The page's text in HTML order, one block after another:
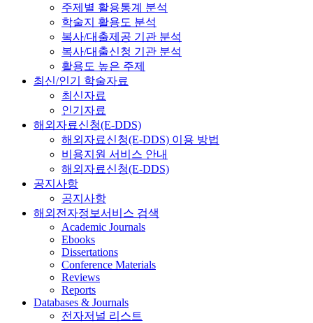
주제별 활용통계 분석
학술지 활용도 분석
복사/대출제공 기관 분석
복사/대출신청 기관 분석
활용도 높은 주제
최신/인기 학술자료
최신자료
인기자료
해외자료신청(E-DDS)
해외자료신청(E-DDS) 이용 방법
비용지원 서비스 안내
해외자료신청(E-DDS)
공지사항
공지사항
해외전자정보서비스 검색
Academic Journals
Ebooks
Dissertations
Conference Materials
Reviews
Reports
Databases & Journals
전자저널 리스트